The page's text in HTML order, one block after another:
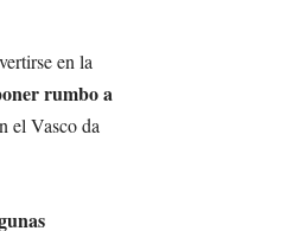
en la
rumbo a
el Vasco da